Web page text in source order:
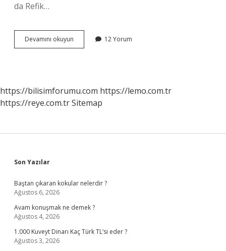
da Refik…
Devamını okuyun
Dilinde
12 Yorum
https://bilisimforumu.com https://lemo.com.tr
https://reye.com.trSitemap
Sidebar
Son Yazılar
Baştan çıkaran kokular nelerdir ?
Ağustos 6, 2026
Avam konuşmak ne demek ?
Ağustos 4, 2026
1.000 Kuveyt Dinarı Kaç Türk TL’si eder ?
Ağustos 3, 2026